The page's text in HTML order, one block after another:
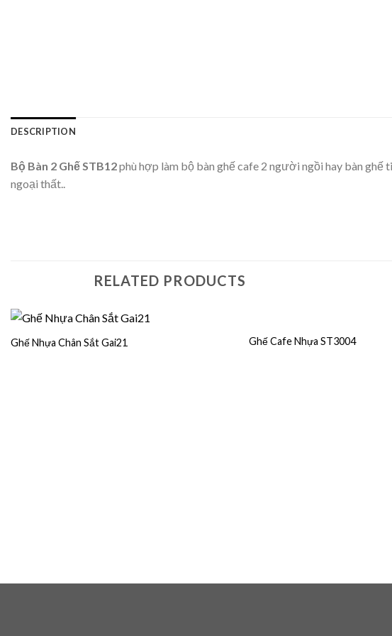
DESCRIPTION
Bộ Bàn 2 Ghế STB12phù hợp làm bộ bàn ghế cafe 2 người ngồi hay bàn ghế
ngoại thất..
RELATED PRODUCTS
Ghế Nhựa Chân Sắt Gai21 Ghế Cafe Nhựa ST3004